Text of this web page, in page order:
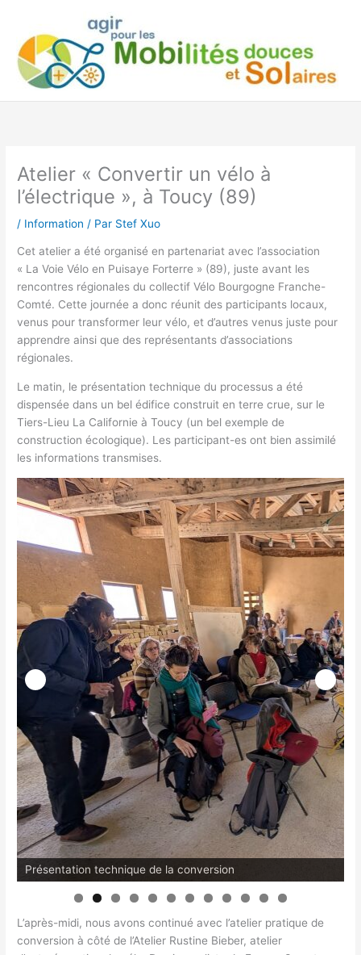
contenu
Atelier « Convertir un vélo à
l’électrique », à Toucy (89)
/ Information / Par Stef Xuo
Cet atelier a été organisé en partenariat avec l’association
« La Voie Vélo en Puisaye Forterre » (89), juste avant les
rencontres régionales du collectif Vélo Bourgogne Franche-
Comté. Cette journée a donc réunit des participants locaux,
venus pour transformer leur vélo, et d’autres venus juste pour
apprendre ainsi que des représentants d’associations
régionales.
Le matin, le présentation technique du processus a été
dispensée dans un bel édifice construit en terre crue, sur le
Tiers-Lieu La Californie à Toucy (un bel exemple de
construction écologique). Les participant-es ont bien assimilé
les informations transmises.
Présentation technique de la conversion
0 1
2
L’après-midi, nous avons continué avec l’atelier pratique de
conversion à côté de l’Atelier Rustine Bieber, atelier